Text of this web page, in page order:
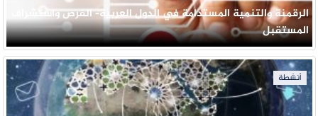
الرقمنة والتنمية المستدامة في الدول العربية- الفرص واستشراف
المستقبل
أنشطة